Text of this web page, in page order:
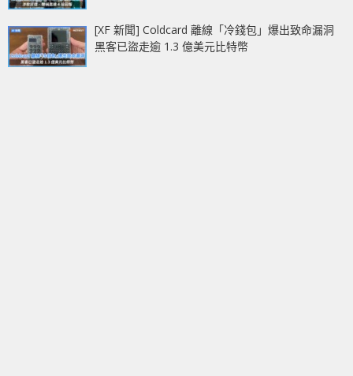
[XF 新聞] Coldcard 離線「冷錢包」爆出致命漏洞
黑客已盜走逾 1.3 億美元比特幣